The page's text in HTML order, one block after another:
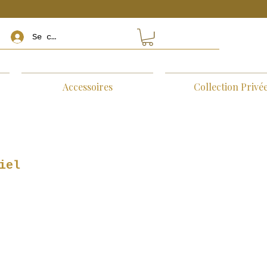
Se connecter
Accessoires Collection